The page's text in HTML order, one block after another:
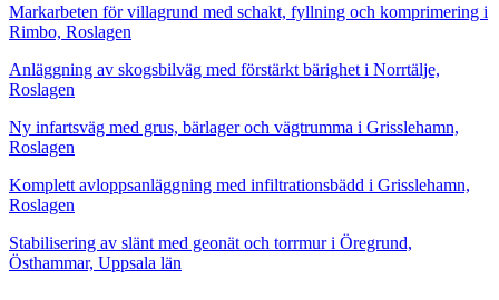
Markarbeten för villagrund med schakt, fyllning och komprimering i
Rimbo, Roslagen
Anläggning av skogsbilväg med förstärkt bärighet i Norrtälje,
Roslagen
Ny infartsväg med grus, bärlager och vägtrumma i Grisslehamn,
Roslagen
Komplett avloppsanläggning med infiltrationsbädd i Grisslehamn,
Roslagen
Stabilisering av slänt med geonät och torrmur i Öregrund,
Östhammar, Uppsala län